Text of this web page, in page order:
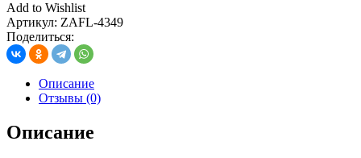
Add to Wishlist
Артикул: ZAFL-4349
Поделиться:
Описание
Отзывы (0)
Описание